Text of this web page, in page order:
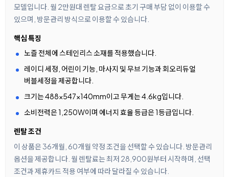
모델입니다. 월 2만원대 렌탈 요금으로 초기 구매 부담 없이 이용할 수
있으며, 방문관리 방식으로 이용할 수 있습니다.
핵심 특징
노즐 전체에 스테인리스 소재를 적용했습니다.
레이디 세정, 어린이 기능, 마사지 및 무브 기능과 회오리듀얼
버블세정을 제공합니다.
크기는 488×547×140mm이고 무게는 4.6kg입니다.
소비전력은 1,250W이며 에너지 효율 등급은 1등급입니다.
렌탈 조건
이 상품은 36개월, 60개월 약정 조건을 선택할 수 있습니다. 방문관리
옵션을 제공합니다. 월 렌탈료는 최저 28,900원부터 시작하며, 선택
조건과 제휴카드 적용 여부에 따라 달라질 수 있습니다.